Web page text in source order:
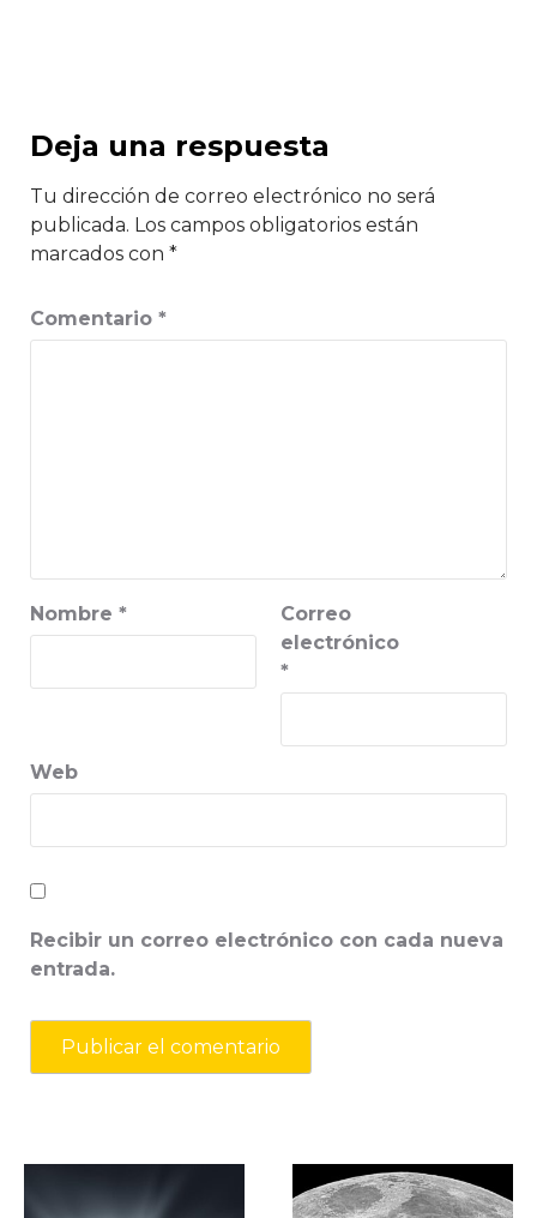
Deja una respuesta
Tu dirección de correo electrónico no será
publicada. Los campos obligatorios están
marcados con *
Comentario *
Nombre *
Correo
electrónico
*
Web
Recibir un correo electrónico con cada nueva
entrada.